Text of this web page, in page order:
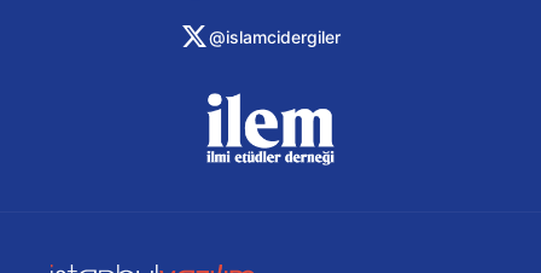
@islamcidergiler